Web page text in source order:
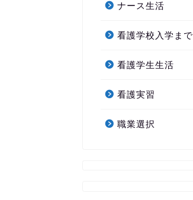
ナース生活
看護学校入学まで
看護学生生活
看護実習
職業選択